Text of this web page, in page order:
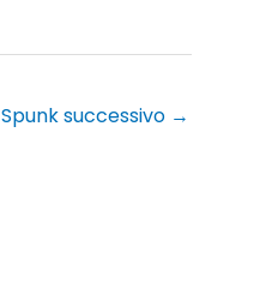
Spunk successivo →